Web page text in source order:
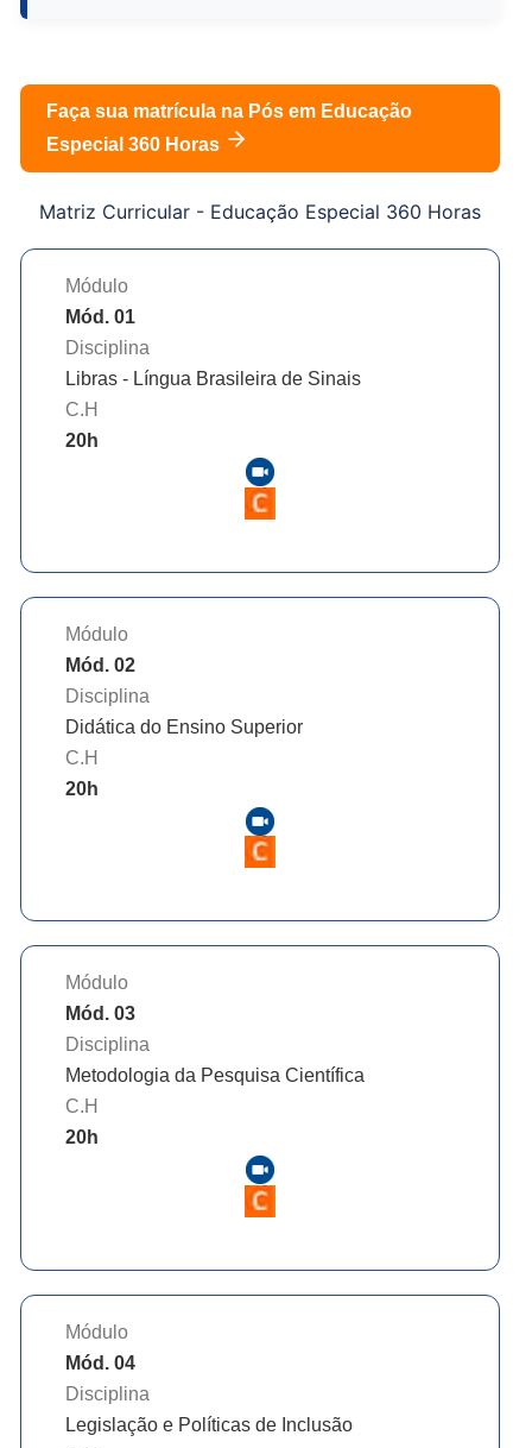
Faça sua matrícula na Pós em Educação
Especial 360 Horas
Matriz Curricular - Educação Especial 360 Horas
Módulo
Mód. 01
Disciplina
Libras - Língua Brasileira de Sinais
C.H
20h
Módulo
Mód. 02
Disciplina
Didática do Ensino Superior
C.H
20h
Módulo
Mód. 03
Disciplina
Metodologia da Pesquisa Científica
C.H
20h
Módulo
Mód. 04
Disciplina
Legislação e Políticas de Inclusão